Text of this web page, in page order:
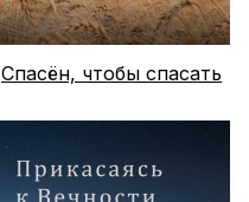
Спасён, чтобы спасать